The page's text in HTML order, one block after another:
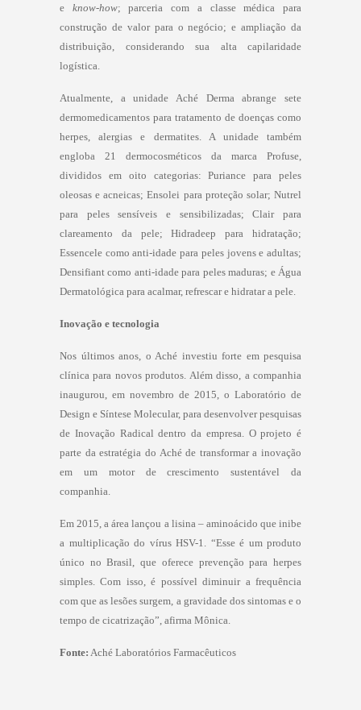
e
know-how; parceria com a classe médica para
construção de valor para o negócio; e ampliação da
distribuição, considerando sua alta capilaridade
logística.
Atualmente, a unidade Aché Derma abrange sete
dermomedicamentos para tratamento de doenças como
herpes, alergias e dermatites. A unidade também
engloba 21 dermocosméticos da marca Profuse,
divididos em oito categorias: Puriance para peles
oleosas e acneicas; Ensolei para proteção solar; Nutrel
para peles sensíveis e sensibilizadas; Clair para
clareamento da pele; Hidradeep para hidratação;
Essencele como anti-idade para peles jovens e adultas;
Densifiant como anti-idade para peles maduras; e Água
Dermatológica para acalmar, refrescar e hidratar a pele.
Inovação e tecnologia
Nos últimos anos, o Aché investiu forte em pesquisa
clínica para novos produtos. Além disso, a companhia
inaugurou, em novembro de 2015, o Laboratório de
Design e Síntese Molecular, para desenvolver pesquisas
de Inovação Radical dentro da empresa. O projeto é
parte da estratégia do Aché de transformar a inovação
em um motor de crescimento sustentável da
companhia.
Em 2015, a área lançou a lisina – aminoácido que inibe
a multiplicação do vírus HSV-1. “Esse é um produto
único no Brasil, que oferece prevenção para herpes
simples. Com isso, é possível diminuir a frequência
com que as lesões surgem, a gravidade dos sintomas e o
tempo de cicatrização”, afirma Mônica.
Fonte: Aché Laboratórios Farmacêuticos